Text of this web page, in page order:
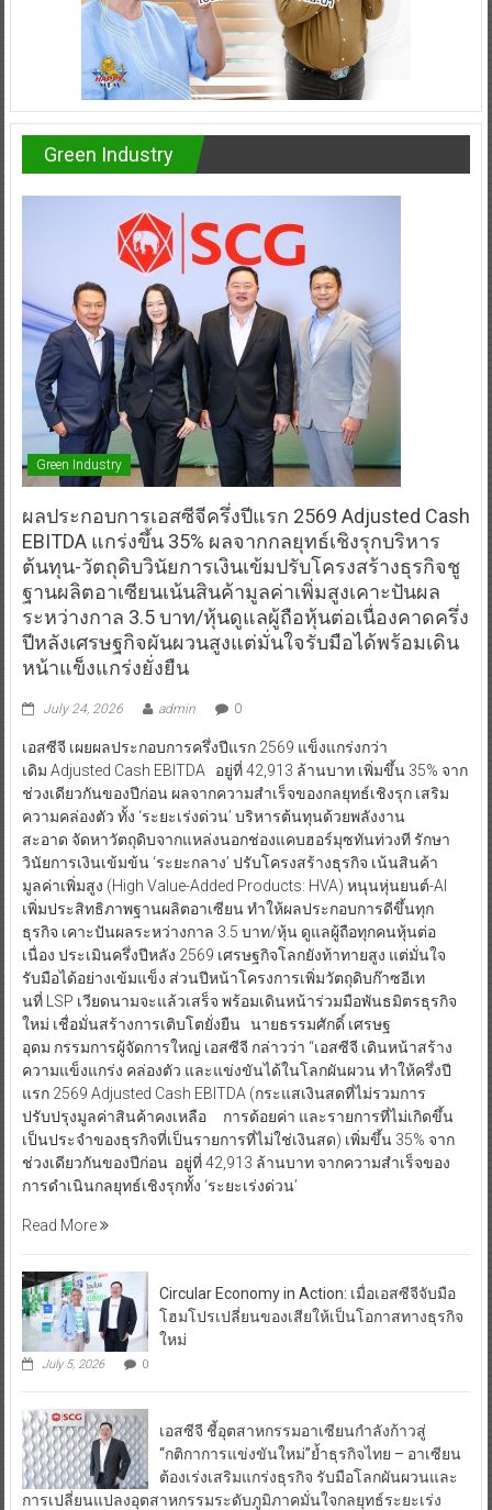
Green Industry
Green Industry
ผลประกอบการเอสซีจีครึ่งปีแรก 2569 Adjusted Cash
EBITDA แกร่งขึ้น 35% ผลจากกลยุทธ์เชิงรุกบริหาร
ต้นทุน-วัตถุดิบวินัยการเงินเข้มปรับโครงสร้างธุรกิจชู
ฐานผลิตอาเซียนเน้นสินค้ามูลค่าเพิ่มสูงเคาะปันผล
ระหว่างกาล 3.5 บาท/หุ้นดูแลผู้ถือหุ้นต่อเนื่องคาดครึ่ง
ปีหลังเศรษฐกิจผันผวนสูงแต่มั่นใจรับมือได้พร้อมเดิน
หน้าแข็งแกร่งยั่งยืน
July 24, 2026 admin 0
เอสซีจี เผยผลประกอบการครึ่งปีแรก 2569 แข็งแกร่งกว่า
เดิม Adjusted Cash EBITDA อยู่ที่ 42,913 ล้านบาท เพิ่มขึ้น 35% จาก
ช่วงเดียวกันของปีก่อน ผลจากความสำเร็จของกลยุทธ์เชิงรุก เสริม
ความคล่องตัว ทั้ง ‘ระยะเร่งด่วน’ บริหารต้นทุนด้วยพลังงาน
สะอาด จัดหาวัตถุดิบจากแหล่งนอกช่องแคบฮอร์มุซทันท่วงที รักษา
วินัยการเงินเข้มข้น ‘ระยะกลาง’ ปรับโครงสร้างธุรกิจ เน้นสินค้า
มูลค่าเพิ่มสูง (High Value-Added Products: HVA) หนุนหุ่นยนต์-AI
เพิ่มประสิทธิภาพฐานผลิตอาเซียน ทำให้ผลประกอบการดีขึ้นทุก
ธุรกิจ เคาะปันผลระหว่างกาล 3.5 บาท/หุ้น ดูแลผู้ถือทุกคนหุ้นต่อ
เนื่อง ประเมินครึ่งปีหลัง 2569 เศรษฐกิจโลกยังท้าทายสูง แต่มั่นใจ
รับมือได้อย่างเข้มแข็ง ส่วนปีหน้าโครงการเพิ่มวัตถุดิบก๊าซอีเท
นที่ LSP เวียดนามจะแล้วเสร็จ พร้อมเดินหน้าร่วมมือพันธมิตรธุรกิจ
ใหม่ เชื่อมั่นสร้างการเติบโตยั่งยืน นายธรรมศักดิ์ เศรษฐ
อุดม กรรมการผู้จัดการใหญ่ เอสซีจี กล่าวว่า “เอสซีจี เดินหน้าสร้าง
ความแข็งแกร่ง คล่องตัว และแข่งขันได้ในโลกผันผวน ทำให้ครึ่งปี
แรก 2569 Adjusted Cash EBITDA (กระแสเงินสดที่ไม่รวมการ
ปรับปรุงมูลค่าสินค้าคงเหลือ การด้อยค่า และรายการที่ไม่เกิดขึ้น
เป็นประจำของธุรกิจที่เป็นรายการที่ไม่ใช่เงินสด) เพิ่มขึ้น 35% จาก
ช่วงเดียวกันของปีก่อน อยู่ที่ 42,913 ล้านบาท จากความสำเร็จของ
การดำเนินกลยุทธ์เชิงรุกทั้ง ‘ระยะเร่งด่วน’
Read More
Circular Economy in Action: เมื่อเอสซีจีจับมือ
โฮมโปรเปลี่ยนของเสียให้เป็นโอกาสทางธุรกิจ
ใหม่
July 5, 2026 0
เอสซีจี ชี้อุตสาหกรรมอาเซียนกำลังก้าวสู่
“กติกาการแข่งขันใหม่”ย้ำธุรกิจไทย – อาเซียน
ต้องเร่งเสริมแกร่งธุรกิจ รับมือโลกผันผวนและ
การเปลี่ยนแปลงอุตสาหกรรมระดับภูมิภาคมั่นใจกลยุทธ์ระยะเร่ง